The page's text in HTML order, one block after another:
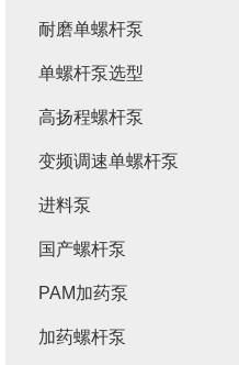
耐磨单螺杆泵
单螺杆泵选型
高扬程螺杆泵
变频调速单螺杆泵
进料泵
国产螺杆泵
PAM加药泵
加药螺杆泵